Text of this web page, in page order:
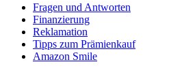
Fragen und Antworten
Finanzierung
Reklamation
Tipps zum Prämienkauf
Amazon Smile